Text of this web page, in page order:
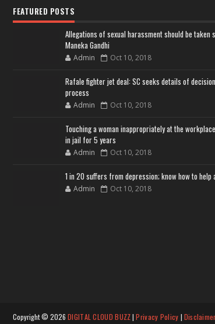
FEATURED POSTS
Allegations of sexual harassment should be taken
Maneka Gandhi
Admin Oct 10, 2018
Rafale fighter jet deal: SC seeks details of
process
Admin Oct 10, 2018
Touching a woman inappropriately at the
in jail for 5 years
Admin Oct 10, 2018
1 in 20 suffers from depression; know how to help
Admin Oct 10, 2018
Copyright © 2026 DIGITAL CLOUD BUZZ|Privacy Policy | Disclaimer